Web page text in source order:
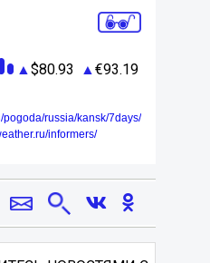
80.93 93.19
pogoda/russia/kansk/7days/
informers/